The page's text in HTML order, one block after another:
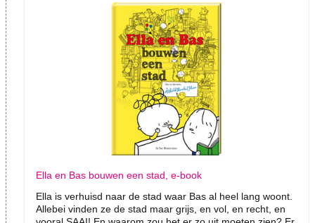
Ella en Bas bouwen een stad, e-book
Ella is verhuisd naar de stad waar Bas al heel lang woont.
Allebei vinden ze de stad maar grijs, en vol, en recht, en